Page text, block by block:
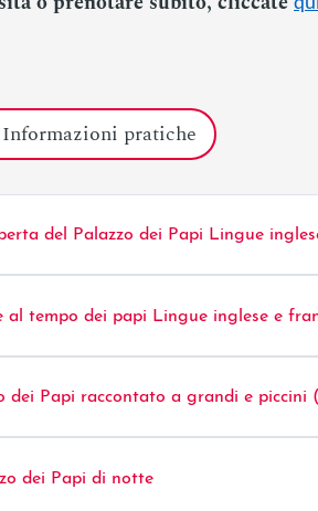
Informazioni pratiche
del Palazzo dei Papi Lingue
tempo dei papi Lingue inglese e
dei Papi raccontato a grandi e piccini
dei Papi di notte